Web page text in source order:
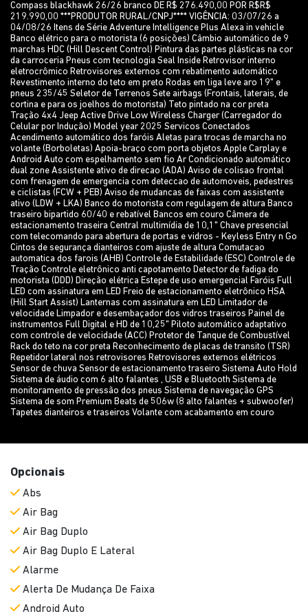
Compass blackhawk 26/26 branco DE R$ 276.490,00 POR R$R$
219.990,00 ***PRODUTOR RURAL/CNPJ**** VIGÊNCIA: 03/07/26 a
04/08/26 Itens de Série Adventure Intelligence Plus Alexa in vehicle
Banco elétrico para o motorista (6 posições) Câmbio automático de 9
marchas HDC (Hill Descent Control) Pintura das partes plásticas na cor
da carroceria Pneus com tecnologia Seal Inside Retrovisor interno
eletrocrômico Retrovisores externos com rebatimento automático
Revestimento interno do teto em preto Rodas em liga leve aro 19" e
pneus 235/45 Seletor de Terrenos Sete airbags (Frontais, laterais, de
cortina e para os joelhos do motorista) Teto pintado na cor preta
Tração 4x4 Jeep Active Drive Low Wireless Charger (Carregador do
Celular por Indução) Model year 2025 Servicos Conectados
Acendimento automático dos faróis Aletas para trocas de marcha no
volante (Borboletas) Apoia-braço com porta objetos Apple Carplay e
Android Auto com espelhamento sem fio Ar Condicionado automático
dual zone Assistente ativo de direcao (ADA) Aviso de colisao frontal
com frenagem de emergencia com deteccao de automoveis, pedestres
e ciclistas (FCW + PEB) Aviso de mudancas de faixas com assistente
ativo (LDW + LKA) Banco do motorista com regulagem de altura Banco
traseiro bipartido 60/40 e rebatível Bancos em couro Câmera de
estacionamento traseira Central multimídia de 10,1" Chave presencial
com telecomando para abertura de portas e vidros - Keyless Entry n Go
Cintos de segurança dianteiros com ajuste de altura Comutacao
automatica dos farois (AHB) Controle de Estabilidade (ESC) Controle de
Tração Controle eletrônico anti capotamento Detector de fadiga do
motorista (DDD) Direção elétrica Estepe de uso emergencial Faróis Full
LED com assinatura em LED Freio de estacionamento eletrônico HSA
(Hill Start Assist) Lanternas com assinatura em LED Limitador de
velocidade Limpador e desembaçador dos vidros traseiros Painel de
instrumentos Full Digital e HD de 10,25" Piloto automático adaptativo
com controle de velocidade (ACC) Protetor de Tanque de Combustível
Rack do teto na cor preta Reconhecimento de placas de transito (TSR)
Repetidor lateral nos retrovisores Retrovisores externos elétricos
Sensor de chuva Sensor de estacionamento traseiro Sistema Auto Hold
Sistema de áudio com 6 alto falantes , USB e Bluetooth Sistema de
monitoramento de pressão dos pneus Sistema de navegação GPS
Sistema de som Premium Beats de 506w (8 alto falantes + subwoofer)
Tapetes dianteiros e traseiros Volante com acabamento em couro
Opcionais
Abs
Air Bag
Air Bag Duplo
Air Bag Duplo E Lateral
Alarme
Alerta De Mudança De Faixa
Android Auto